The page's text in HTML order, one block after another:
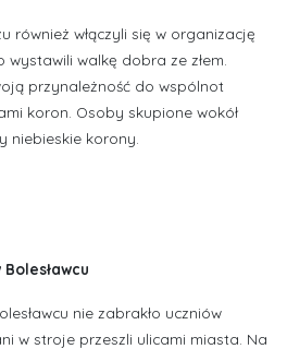
również włączyli się w organizację
walkę dobra ze złem.
przynależność do wspólnot
koron. Osoby skupione wokół
niebieskie korony.
nie zabrakło uczniów
w stroje przeszli ulicami miasta. Na